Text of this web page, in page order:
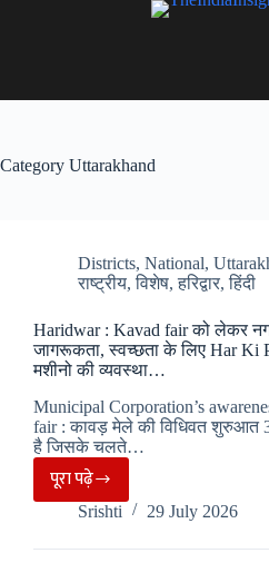
Category Uttarakhand
Districts, National,
राष्ट्रीय,विशेष,हरिद्वार,हिंदी
Haridwar : Kavad fair को लेकर
जागरूकता, स्वच्छता के लिए Har Ki
मशीनो की व्यवस्था…
Municipal Corporation’s
fair : कावड़ मेले की विधिवत शुरुआत
है जिसके चलते…
पूरा पढ़ेHaridwar
:
Kavad
Srishti 29 July 2026